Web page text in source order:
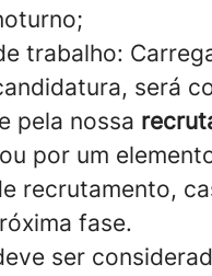
trabalho:
será
pela nossa
por um
recrutamento,
fase.
ser